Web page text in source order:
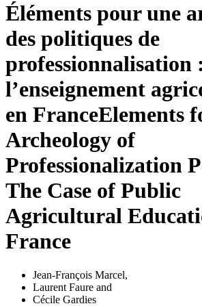
Éléments pour une
des politiques de
professionnalisation
l’enseignement
en FranceElements
Archeology of
Professionalization
The Case of Public
Agricultural
France
Jean-François Marcel,
Laurent Faure and
Cécile Gardies